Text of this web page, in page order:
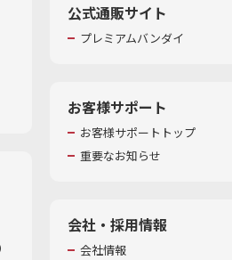
公式通販サイト
プレミアムバンダイ
お客様サポート
お客様サポートトップ
重要なお知らせ
会社・採用情報
会社情報